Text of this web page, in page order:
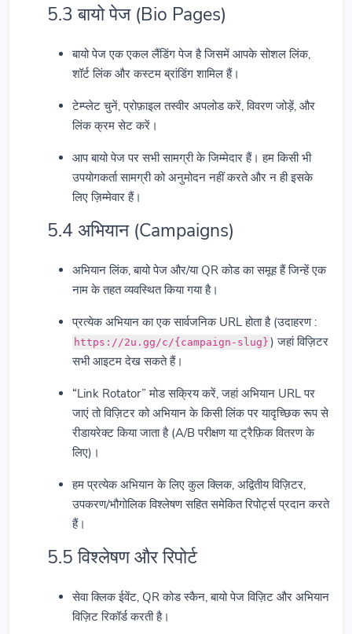
5.3 बायो पेज (Bio Pages)
बायो पेज एक एकल लैंडिंग पेज है जिसमें आपके सोशल लिंक,
शॉर्ट लिंक और कस्टम ब्रांडिंग शामिल हैं।
टेम्प्लेट चुनें, प्रोफ़ाइल तस्वीर अपलोड करें, विवरण जोड़ें, और
लिंक क्रम सेट करें।
आप बायो पेज पर सभी सामग्री के जिम्मेदार हैं। हम किसी भी
उपयोगकर्ता सामग्री को अनुमोदन नहीं करते और न ही इसके
लिए ज़िम्मेवार हैं।
5.4 अभियान (Campaigns)
अभियान लिंक, बायो पेज और/या QR कोड का समूह हैं जिन्हें एक
नाम के तहत व्यवस्थित किया गया है।
प्रत्येक अभियान का एक सार्वजनिक URL होता है (उदाहरण :
https://2u.gg/c/{campaign-slug} ) जहां विज़िटर
सभी आइटम देख सकते हैं।
“Link Rotator” मोड सक्रिय करें, जहां अभियान URL पर
जाएं तो विज़िटर को अभियान के किसी लिंक पर यादृच्छिक रूप से
रीडायरेक्ट किया जाता है (A/B परीक्षण या ट्रैफ़िक वितरण के
लिए)।
हम प्रत्येक अभियान के लिए कुल क्लिक, अद्वितीय विज़िटर,
उपकरण/भौगोलिक विश्लेषण सहित समेकित रिपोर्ट्स प्रदान करते
हैं।
5.5 विश्लेषण और रिपोर्ट
सेवा क्लिक ईवेंट, QR कोड स्कैन, बायो पेज विज़िट और अभियान
विज़िट रिकॉर्ड करती है।